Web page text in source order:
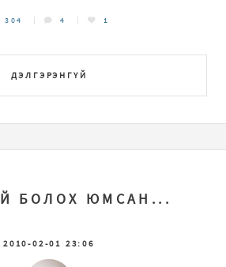
ДЭЛГЭРЭНГҮЙ
304 4 1
БОЛОХ ЮМСАН...
2010-02-01 23:06